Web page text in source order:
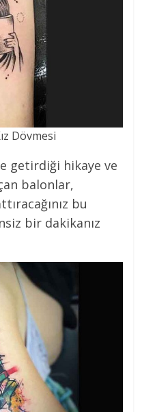
Dövmesi
getirdiği hikaye ve
balonlar,
bu
bir dakikanız